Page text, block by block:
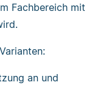
Fachbereich mit
an und